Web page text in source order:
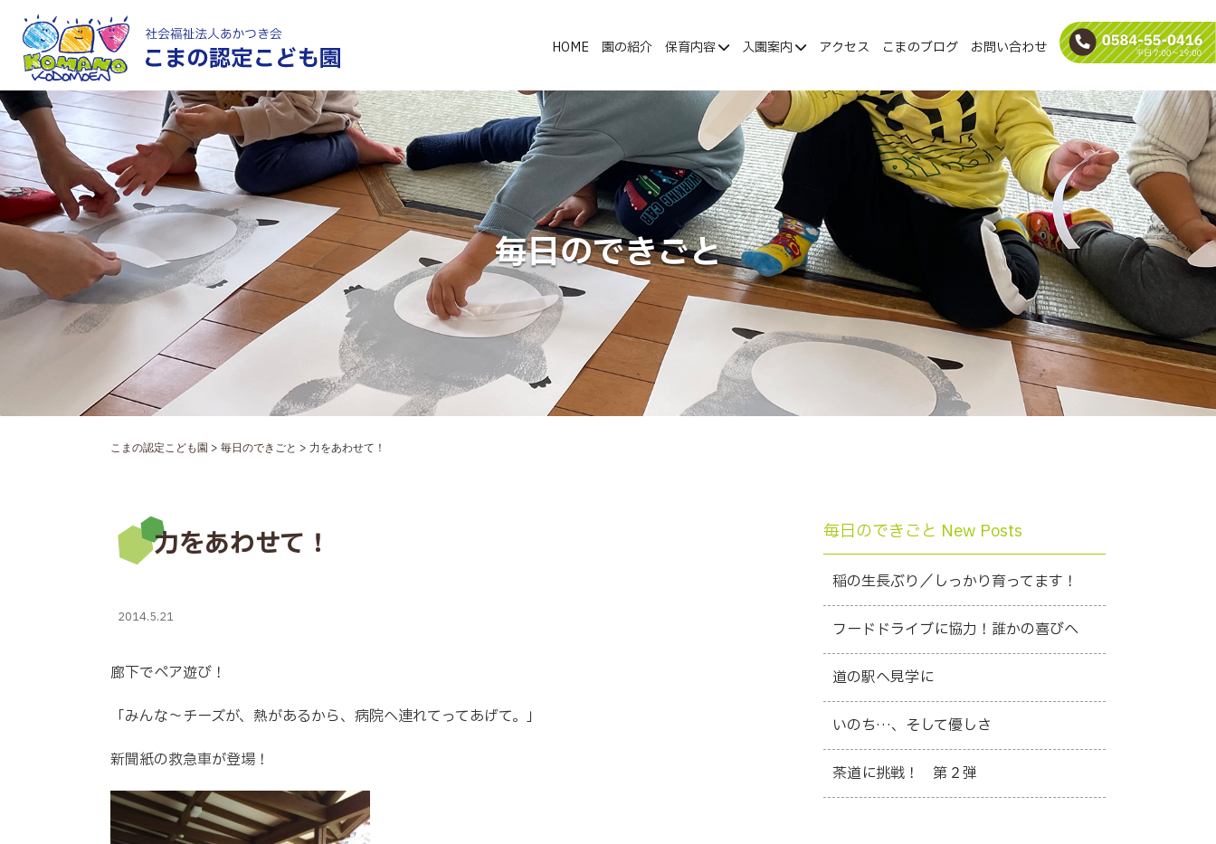
HOME 園の紹介 保育内容 入園案内 アクセス こまのブログ お問い合わせ
毎日のできごと
こまの認定こども園 > 毎日のできごと > 力をあわせて！
力をあわせて！
2014.5.21
廊下でペア遊び！
「みんな～チーズが、熱があるから、病院へ連れてってあげて。」
新聞紙の救急車が登場！
毎日のできごと New Posts
稲の生長ぶり／しっかり育ってます！
フードドライブに協力！誰かの喜びへ
道の駅へ見学に
いのち…、そして優しさ
茶道に挑戦！ 第２弾